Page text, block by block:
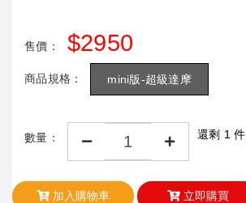
售價： $2950
商品規格： mini版-超級達摩
數量： 還剩 1 件
加入購物車 立即購買